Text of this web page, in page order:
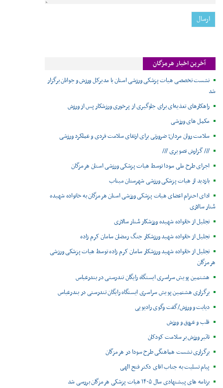
آخرین اخبار هرمزگان
نشست تخصصی هیات پزشکی ورزشی استان با مدیرکل ورزش و جوانان برگزار
شد
راهکارهای تغذیه‌ای برای جلوگیری از پرخوری ورزشکار پس از ورزش
مکمل های ورزشی
سلامت روان مردان؛ ضرورتی برای ارتقای سلامت فردی و عملکرد ورزشی
/// گزارش تصویری ///
اجرای طرح ملی سودا توسط هیات پزشکی ورزشی استان هرمزگان
بازدید از هیات پزشکی ورزشی شهرستان میناب
ادای احترام اعضای هیات پزشکی ورزشی استان هرمزگان به خانواده شهیده
سُنار سالاری
تجلیل از خانواده شهیده ورزشکار سُنار سالاری
تجلیل از خانواده شهید ورزشکار جنگ رمضان سامان کرم زاده
تجلیل از خانواده شهید ورزشکار سامان کرم زاده توسط هیات پزشکی ورزشی
هرمزگان
هشتمین پویش سراسری ایستگاه رایگان تندرستی در بندرعباس
برگزاری هشتمین پویش سراسری ایستگاه رایگان تندرستی در بندرعباس
دیابت و ورزش/گفت وگوی رادیویی
قلب و عروق و ورزش
تاثیر ورزش بر سلامت کودکان
برگزاری نشست هماهنگی طرح سودا در هرمزگان
پیام تسلیت به جناب اقای دکتر فتح الهی
برنامه های پیشنهادی سال ۱۴۰۵ هیات پزشکی هرمزگان بررسی شد